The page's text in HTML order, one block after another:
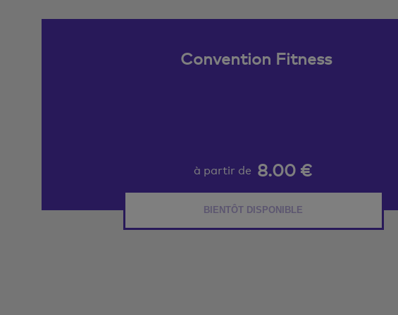
Convention Fitness
à partir de 8.00 €
BIENTÔT DISPONIBLE